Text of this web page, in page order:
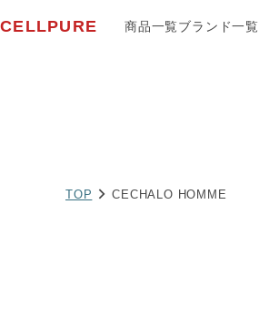
CELLPURE 商品一覧ブランド一覧
TOP CECHALO HOMME